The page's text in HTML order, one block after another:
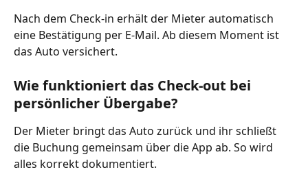
Nach dem Check-in erhält der Mieter automatisch
eine Bestätigung per E-Mail. Ab diesem Moment ist
das Auto versichert.
Wie funktioniert das Check-out bei
persönlicher Übergabe?
Der Mieter bringt das Auto zurück und ihr schließt
die Buchung gemeinsam über die App ab. So wird
alles korrekt dokumentiert.